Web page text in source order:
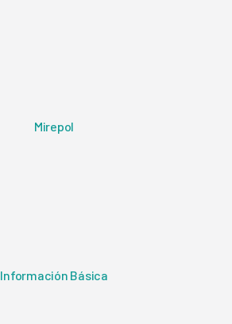
Mirepol
Información Básica